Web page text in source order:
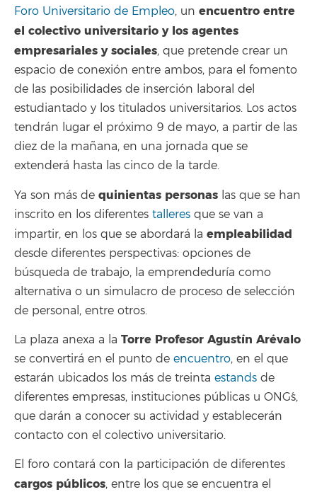
Foro Universitario de Empleo, un encuentro entre
el colectivo universitario y los agentes
empresariales y sociales, que pretende crear un
espacio de conexión entre ambos, para el fomento
de las posibilidades de inserción laboral del
estudiantado y los titulados universitarios. Los actos
tendrán lugar el próximo 9 de mayo, a partir de las
diez de la mañana, en una jornada que se
extenderá hasta las cinco de la tarde.
Ya son más de quinientas personas las que se han
inscrito en los diferentes talleres que se van a
impartir, en los que se abordará la empleabilidad
desde diferentes perspectivas: opciones de
búsqueda de trabajo, la emprendeduría como
alternativa o un simulacro de proceso de selección
de personal, entre otros.
La plaza anexa a la Torre Profesor Agustín Arévalo
se convertirá en el punto de encuentro, en el que
estarán ubicados los más de treinta estands de
diferentes empresas, instituciones públicas u ONG´s,
que darán a conocer su actividad y establecerán
contacto con el colectivo universitario.
El foro contará con la participación de diferentes
cargos públicos, entre los que se encuentra el